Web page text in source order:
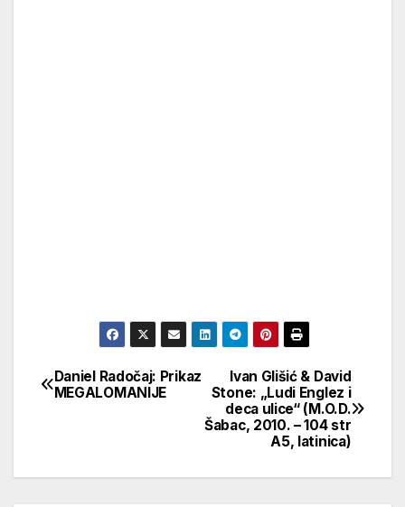
Кретање
Ivan Glišić & David
Stone: „Ludi Englez i
deca ulice“ (M.O.D.
Šabac, 2010. – 104 str
A5, latinica)
Daniel Radočaj: Prikaz
MEGALOMANIJE